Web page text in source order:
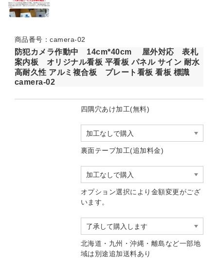
商品番号：camera-02
防犯カメラ作動中 14cm*40cm 屋外対応 表札
案内板 オリジナル看板 平看板 パネル サイン 耐水
高耐久性 アルミ複合板 プレート看板 看板 標識
camera-02
四隅穴あけ加工(無料)
裏面テープ加工(追加料金)
オプション選択により金額変更がござ
います。
北海道・九州・沖縄・離島など一部地
域は別途追加送料あり